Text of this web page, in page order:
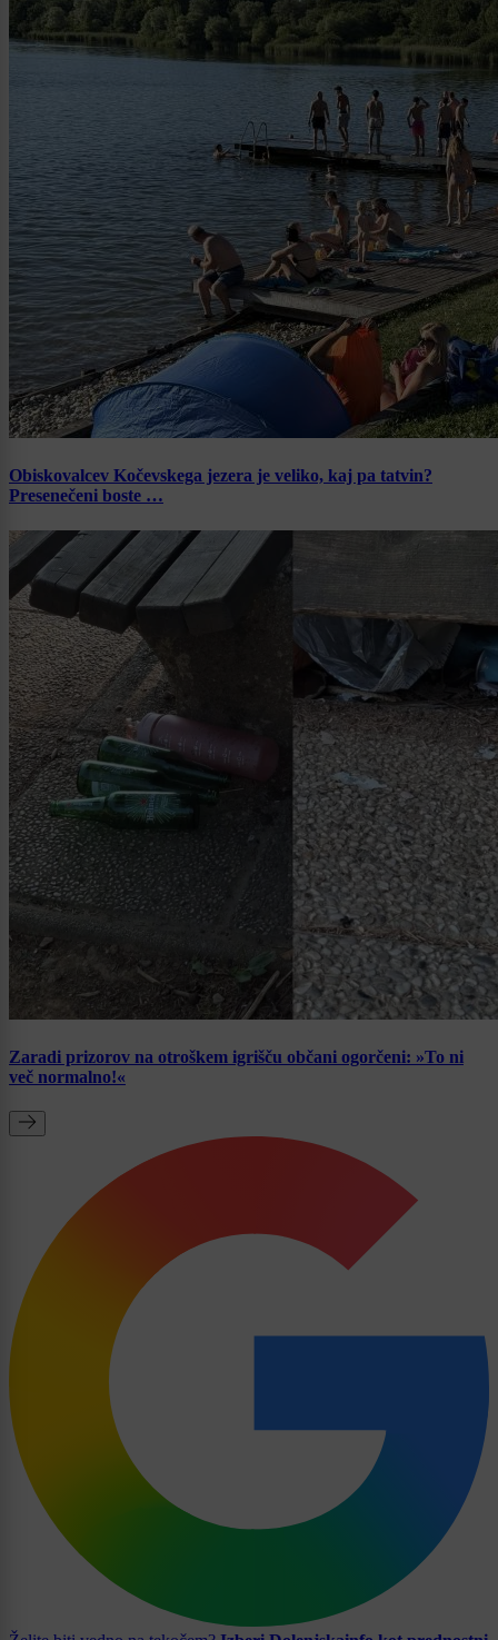
Obiskovalcev Kočevskega jezera je veliko, kaj pa tatvin?
Presenečeni boste …
Zaradi prizorov na otroškem igrišču občani ogorčeni: »To ni
več normalno!«